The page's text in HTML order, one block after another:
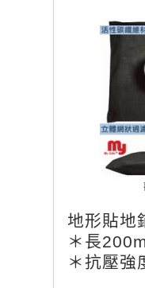
地形貼地
＊長
＊抗壓強